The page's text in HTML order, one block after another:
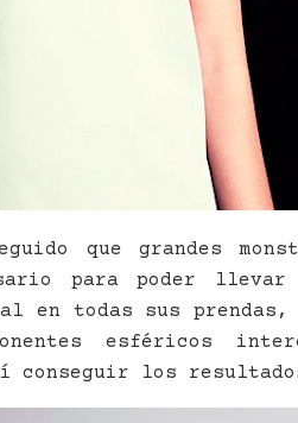
que grandes
para poder
en todas sus
esféricos
conseguir los